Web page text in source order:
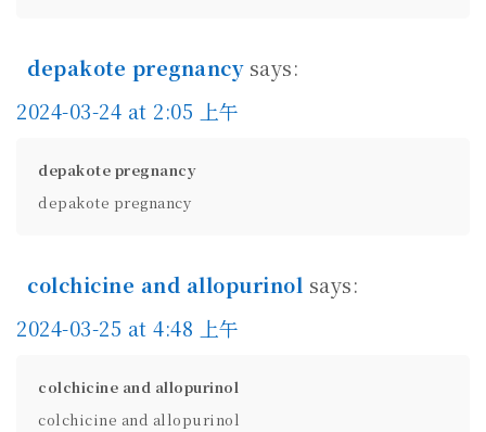
depakote pregnancy says:
2024-03-24 at 2:05 上午
depakote pregnancy
depakote pregnancy
colchicine and allopurinol says:
2024-03-25 at 4:48 上午
colchicine and allopurinol
colchicine and allopurinol